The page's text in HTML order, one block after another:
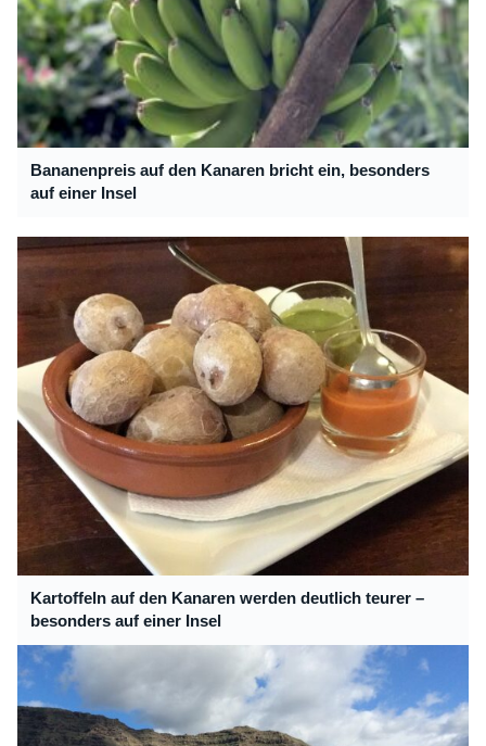
Bananenpreis auf den Kanaren bricht ein, besonders
auf einer Insel
Kartoffeln auf den Kanaren werden deutlich teurer –
besonders auf einer Insel